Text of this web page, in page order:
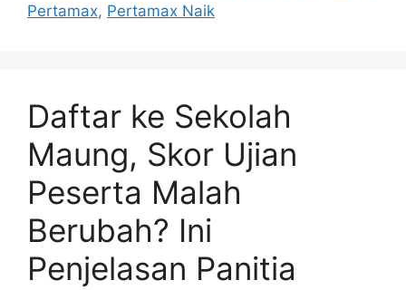
Pertamax, Pertamax Naik
Daftar ke Sekolah
Maung, Skor Ujian
Peserta Malah
Berubah? Ini
Penjelasan Panitia